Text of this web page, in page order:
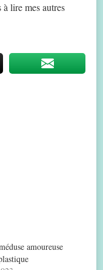
à lire mes autres
amoureuse